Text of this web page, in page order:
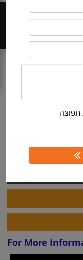
Key Features
Network
Configuration
For More
תפוצה